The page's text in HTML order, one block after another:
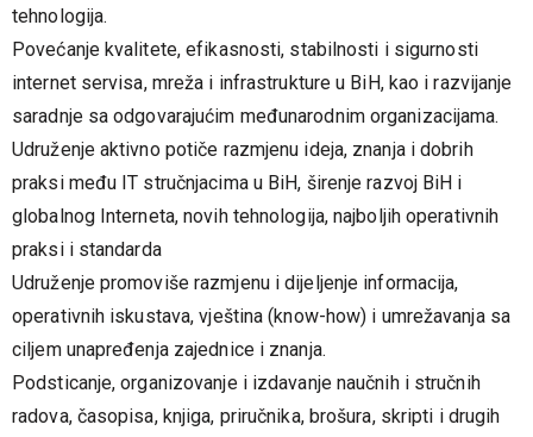
tehnologija.
Povećanje kvalitete, efikasnosti, stabilnosti i sigurnosti
internet servisa, mreža i infrastrukture u BiH, kao i razvijanje
saradnje sa odgovarajućim međunarodnim organizacijama.
Udruženje aktivno potiče razmjenu ideja, znanja i dobrih
praksi među IT stručnjacima u BiH, širenje razvoj BiH i
globalnog Interneta, novih tehnologija, najboljih operativnih
praksi i standarda
Udruženje promoviše razmjenu i dijeljenje informacija,
operativnih iskustava, vještina (know-how) i umrežavanja sa
ciljem unapređenja zajednice i znanja.
Podsticanje, organizovanje i izdavanje naučnih i stručnih
radova, časopisa, knjiga, priručnika, brošura, skripti i drugih